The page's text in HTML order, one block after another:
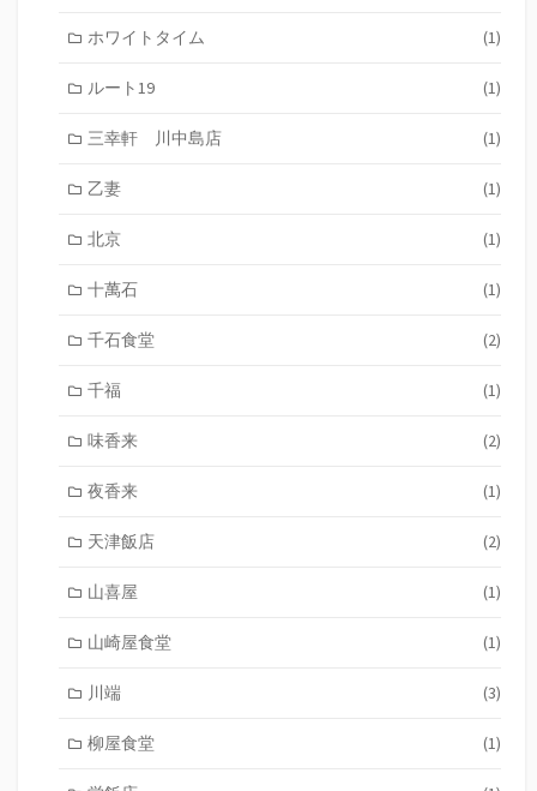
ホワイトタイム (1)
ルート19 (1)
三幸軒 川中島店 (1)
乙妻 (1)
北京 (1)
十萬石 (1)
千石食堂 (2)
千福 (1)
味香来 (2)
夜香来 (1)
天津飯店 (2)
山喜屋 (1)
山崎屋食堂 (1)
川端 (3)
柳屋食堂 (1)